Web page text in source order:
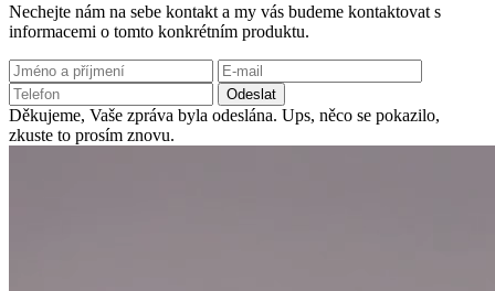
Nechejte nám na sebe kontakt a my vás budeme kontaktovat s
informacemi o tomto konkrétním produktu.
Odeslat
Děkujeme, Vaše zpráva byla odeslána. Ups, něco se pokazilo,
zkuste to prosím znovu.